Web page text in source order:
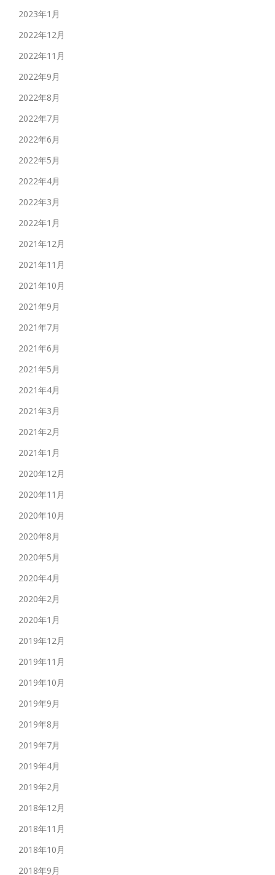
2023年1月
2022年12月
2022年11月
2022年9月
2022年8月
2022年7月
2022年6月
2022年5月
2022年4月
2022年3月
2022年1月
2021年12月
2021年11月
2021年10月
2021年9月
2021年7月
2021年6月
2021年5月
2021年4月
2021年3月
2021年2月
2021年1月
2020年12月
2020年11月
2020年10月
2020年8月
2020年5月
2020年4月
2020年2月
2020年1月
2019年12月
2019年11月
2019年10月
2019年9月
2019年8月
2019年7月
2019年4月
2019年2月
2018年12月
2018年11月
2018年10月
2018年9月